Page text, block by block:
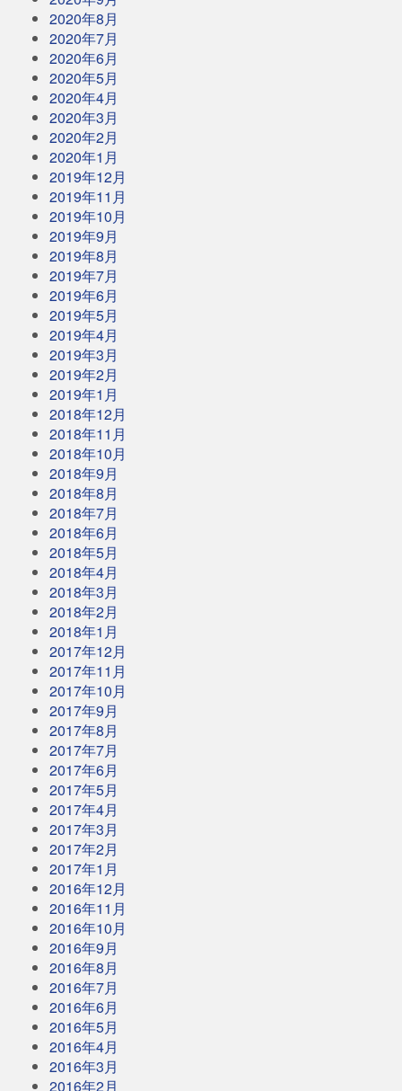
2020年8月
2020年7月
2020年6月
2020年5月
2020年4月
2020年3月
2020年2月
2020年1月
2019年12月
2019年11月
2019年10月
2019年9月
2019年8月
2019年7月
2019年6月
2019年5月
2019年4月
2019年3月
2019年2月
2019年1月
2018年12月
2018年11月
2018年10月
2018年9月
2018年8月
2018年7月
2018年6月
2018年5月
2018年4月
2018年3月
2018年2月
2018年1月
2017年12月
2017年11月
2017年10月
2017年9月
2017年8月
2017年7月
2017年6月
2017年5月
2017年4月
2017年3月
2017年2月
2017年1月
2016年12月
2016年11月
2016年10月
2016年9月
2016年8月
2016年7月
2016年6月
2016年5月
2016年4月
2016年3月
2016年2月